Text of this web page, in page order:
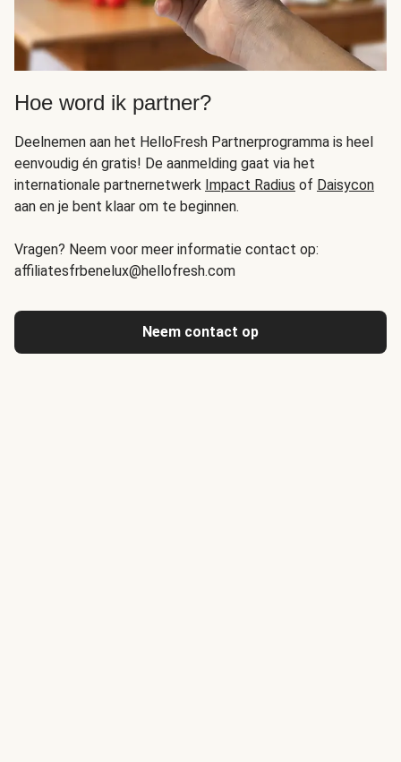
Hoe word ik partner?
Deelnemen aan het HelloFresh Partnerprogramma is heel
eenvoudig én gratis! De aanmelding gaat via het
internationale partnernetwerk Impact Radius of Daisycon
aan en je bent klaar om te beginnen.
Vragen? Neem voor meer informatie contact op:
affiliatesfrbenelux@hellofresh.com
Neem contact op